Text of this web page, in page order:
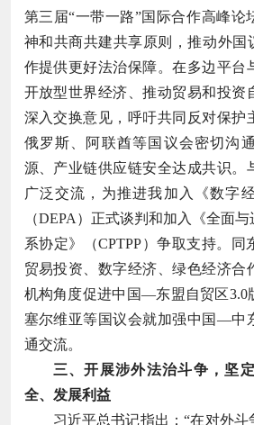
第三届“一带一路”国际合作高峰论
神和共商共建共享原则，推动外国
作提供更好法治保障。在多边平台
开放型世界经济、推动贸易和投资
深入交换意见，呼吁共同反对保护
俄罗斯、阿联酋等国议会密切沟
源、产业链供应链安全达成共识。
广泛交流，为推进我加入《数字
（DEPA）正式谈判和加入《全面
系协定》（CPTPP）争取支持。同
贸易投资、数字经济、绿色经济合
机构角度促进中国—东盟自贸区3.0
塞尔维亚等国议会就加强中国—中
通交流。
三、开展涉外法治斗争，坚
全、发展利益
习近平总书记指出：“在对外